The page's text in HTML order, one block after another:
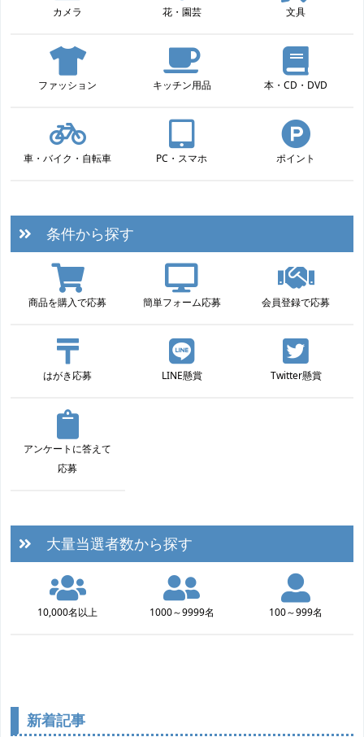
カメラ 花・園芸 文具
ファッション キッチン用品 本・CD・DVD
車・バイク・自転車 PC・スマホ ポイント
条件から探す
商品を購入で応募 簡単フォーム応募 会員登録で応募
はがき応募 LINE懸賞 Twitter懸賞
アンケートに答えて
応募
大量当選者数から探す
10,000名以上 1000～9999名 100～999名
新着記事